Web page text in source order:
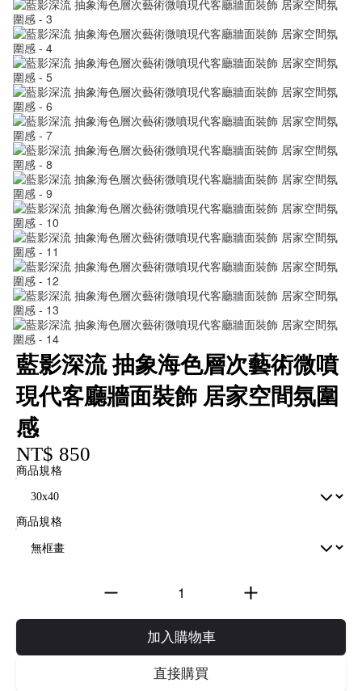
藍影深流 抽象海色層次藝術微噴
現代客廳牆面裝飾 居家空間氛圍
感
NT$ 850
商品規格
商品規格
加入購物車
直接購買